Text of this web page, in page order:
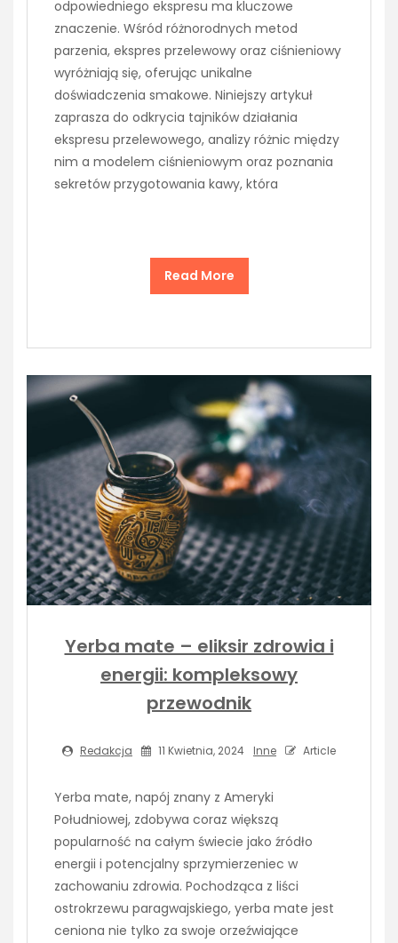
odpowiedniego ekspresu ma kluczowe
znaczenie. Wśród różnorodnych metod
parzenia, ekspres przelewowy oraz ciśnieniowy
wyróżniają się, oferując unikalne
doświadczenia smakowe. Niniejszy artykuł
zaprasza do odkrycia tajników działania
ekspresu przelewowego, analizy różnic między
nim a modelem ciśnieniowym oraz poznania
sekretów przygotowania kawy, która
Read More
Yerba mate – eliksir zdrowia i
energii: kompleksowy
przewodnik
Redakcja 11 Kwietnia, 2024 Inne Article
Yerba mate, napój znany z Ameryki
Południowej, zdobywa coraz większą
popularność na całym świecie jako źródło
energii i potencjalny sprzymierzeniec w
zachowaniu zdrowia. Pochodząca z liści
ostrokrzewu paragwajskiego, yerba mate jest
ceniona nie tylko za swoje orzeźwiające